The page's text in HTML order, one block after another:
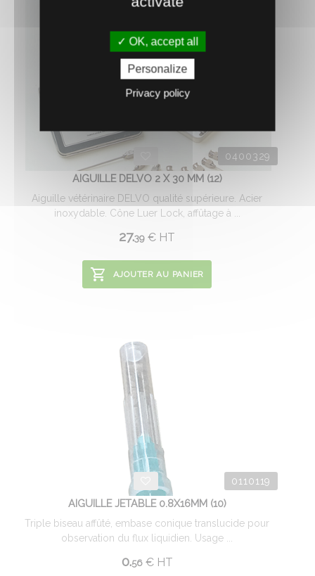
0400329
AIGUILLE DELVO 2 X 30 MM (12)
Aiguille vétérinaire DELVO qualité supérieure. Acier
inoxydable. Cône Luer Lock, affûtage à ...
27.39 € HT
AJOUTER AU PANIER
0110119
AIGUILLE JETABLE 0.8X16MM (10)
Triple biseau affûté, embase conique translucide pour
observation du flux liquidien. Usage ...
0.56 €HT
OK, accept all
Personalize
Privacy policy